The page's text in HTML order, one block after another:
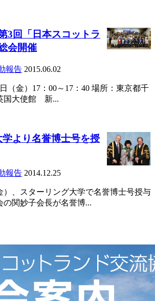
3回「日本スコットラ
会開催
報告 2015.06.02
（金）17：00～17：40 場所：東京都千
国大使館 新...
より名誉博士号を授
報告 2014.12.25
）、スターリング大学で名誉博士号授与
関妙子会長が名誉博...